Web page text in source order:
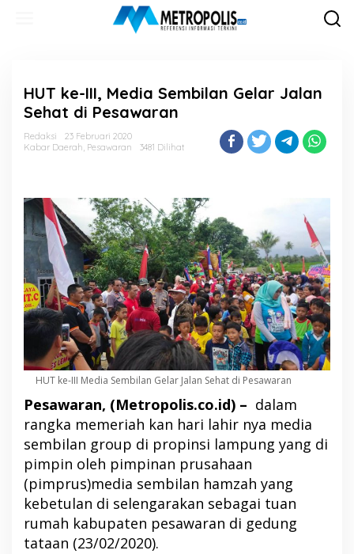
HUT ke-III, Media Sembilan Gelar Jalan
Sehat di Pesawaran
Redaksi
23 Februari 2020
Kabar Daerah, Pesawaran 3481 Dilihat
HUT ke-III Media Sembilan Gelar Jalan Sehat di Pesawaran
Pesawaran, (Metropolis.co.id) – dalam
rangka memeriah kan hari lahir nya media
sembilan group di propinsi lampung yang di
pimpin oleh pimpinan prusahaan
(pimprus)media sembilan hamzah yang
kebetulan di selengarakan sebagai tuan
rumah kabupaten pesawaran di gedung
tataan (23/02/2020).